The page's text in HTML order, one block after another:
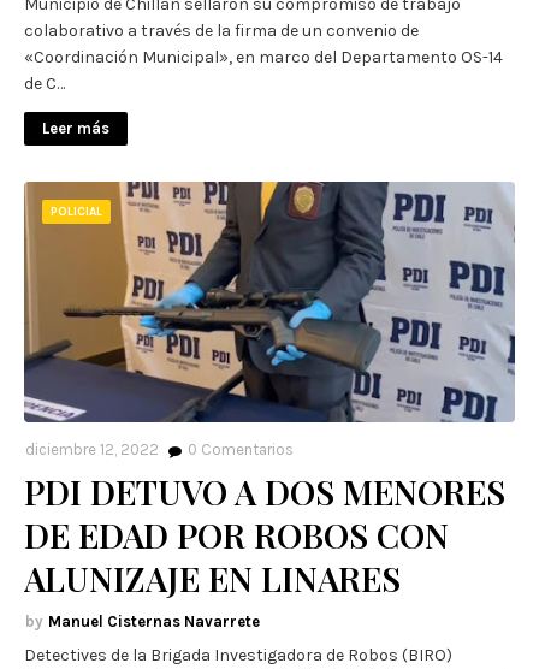
Municipio de Chillán sellaron su compromiso de trabajo
colaborativo a través de la firma de un convenio de
«Coordinación Municipal», en marco del Departamento OS-14
de C…
Leer más
POLICIAL
diciembre 12, 2022 0 Comentarios
PDI DETUVO A DOS MENORES
DE EDAD POR ROBOS CON
ALUNIZAJE EN LINARES
Manuel Cisternas Navarrete
Detectives de la Brigada Investigadora de Robos (BIRO)